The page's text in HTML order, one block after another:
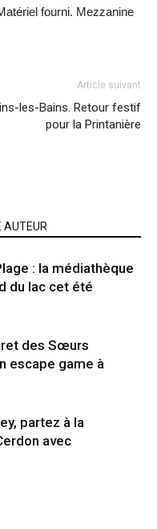
fourni. Mezzanine
Article suivant
les-Bains. Retour festif
pour la Printanière
AUTEUR
: la médiathèque
du lac cet été
des Sœurs
escape game à
partez à la
avec